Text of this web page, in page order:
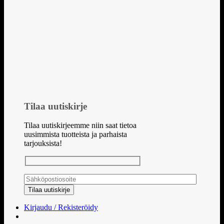
Tilaa uutiskirje
Tilaa uutiskirjeemme niin saat tietoa
uusimmista tuotteista ja parhaista
tarjouksista!
Kirjaudu / Rekisteröidy